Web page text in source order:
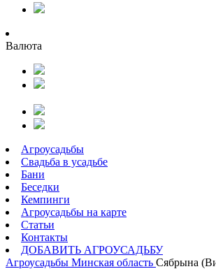
Валюта
Агроусадьбы
Свадьба в усадьбе
Бани
Беседки
Кемпинги
Агроусадьбы на карте
Статьи
Контакты
ДОБАВИТЬ АГРОУСАДЬБУ
Агроусадьбы Минская область Сябрына